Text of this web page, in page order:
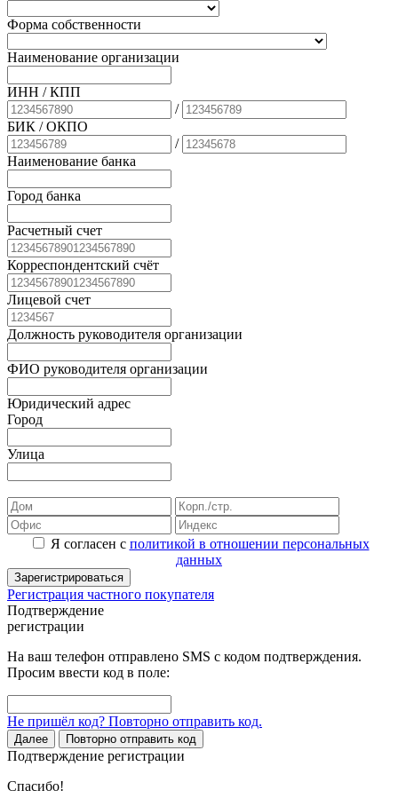
Форма собственности
Наименование организации
ИНН / КПП
/
БИК / ОКПО
/
Наименование банка
Город банка
Расчетный счет
Корреспондентский счёт
Лицевой счет
Должность руководителя организации
ФИО руководителя организации
Юридический адрес
Город
Улица
Я согласен с политикой в отношении персональных
данных
Зарегистрироваться
Регистрация частного покупателя
Подтверждение
регистрации
На ваш телефон отправлено SMS с кодом подтверждения.
Просим ввести код в поле:
Не пришёл код? Повторно отправить код.
Далее Повторно отправить код
Подтверждение регистрации
Спасибо!